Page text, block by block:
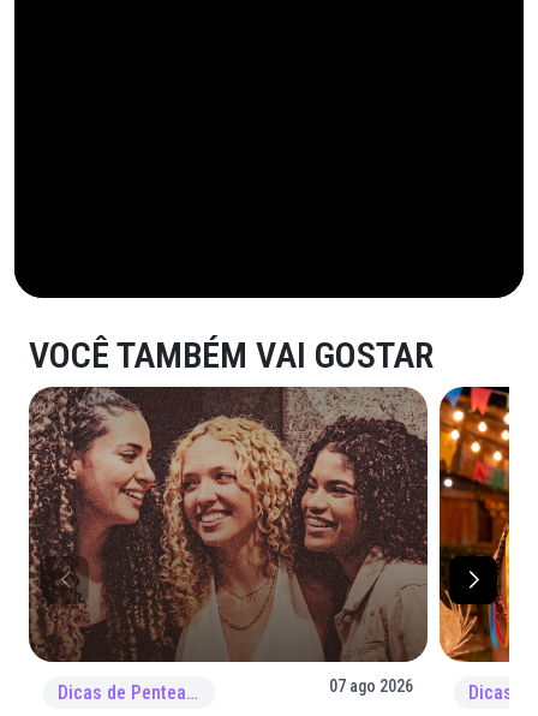
VOCÊ TAMBÉM VAI GOSTAR
Dicas de Penteado 07 ago 2026